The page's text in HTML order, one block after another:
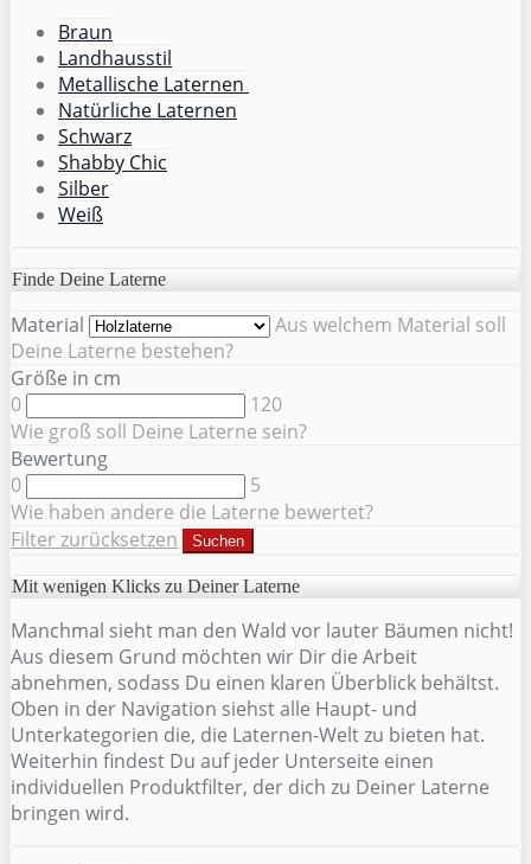
Braun
Landhausstil
Metallische Laternen
Natürliche Laternen
Schwarz
Shabby Chic
Silber
Weiß
Finde Deine Laterne
Material
Aus welchem Material soll
Deine Laterne bestehen?
Größe in cm
0
120
Wie groß soll Deine Laterne sein?
Bewertung
0
5
Wie haben andere die Laterne bewertet?
Filter zurücksetzen
Suchen
Mit wenigen Klicks zu Deiner Laterne
Manchmal sieht man den Wald vor lauter Bäumen nicht!
Aus diesem Grund möchten wir Dir die Arbeit
abnehmen, sodass Du einen klaren Überblick behältst.
Oben in der Navigation siehst alle Haupt- und
Unterkategorien die, die Laternen-Welt zu bieten hat.
Weiterhin findest Du auf jeder Unterseite einen
individuellen Produktfilter, der dich zu Deiner Laterne
bringen wird.